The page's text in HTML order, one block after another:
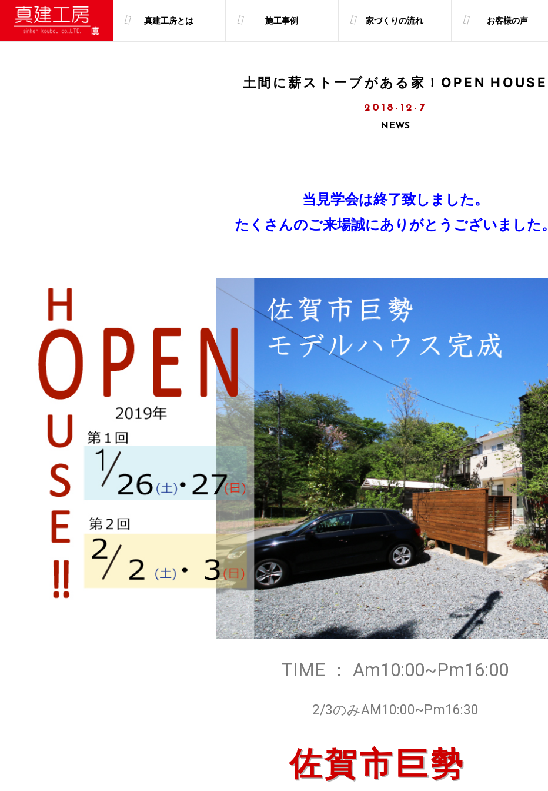
真建工房とは 施工事例 家づくりの流れ お客様の声
土間に薪ストーブがある家！OPEN HOUSE
2018-12-7
NEWS
当見学会は終了致しました。
たくさんのご来場誠にありがとうございました。
TIME ： Am10:00~Pm16:00
2/3のみAM10:00~Pm16:30
佐賀市巨勢